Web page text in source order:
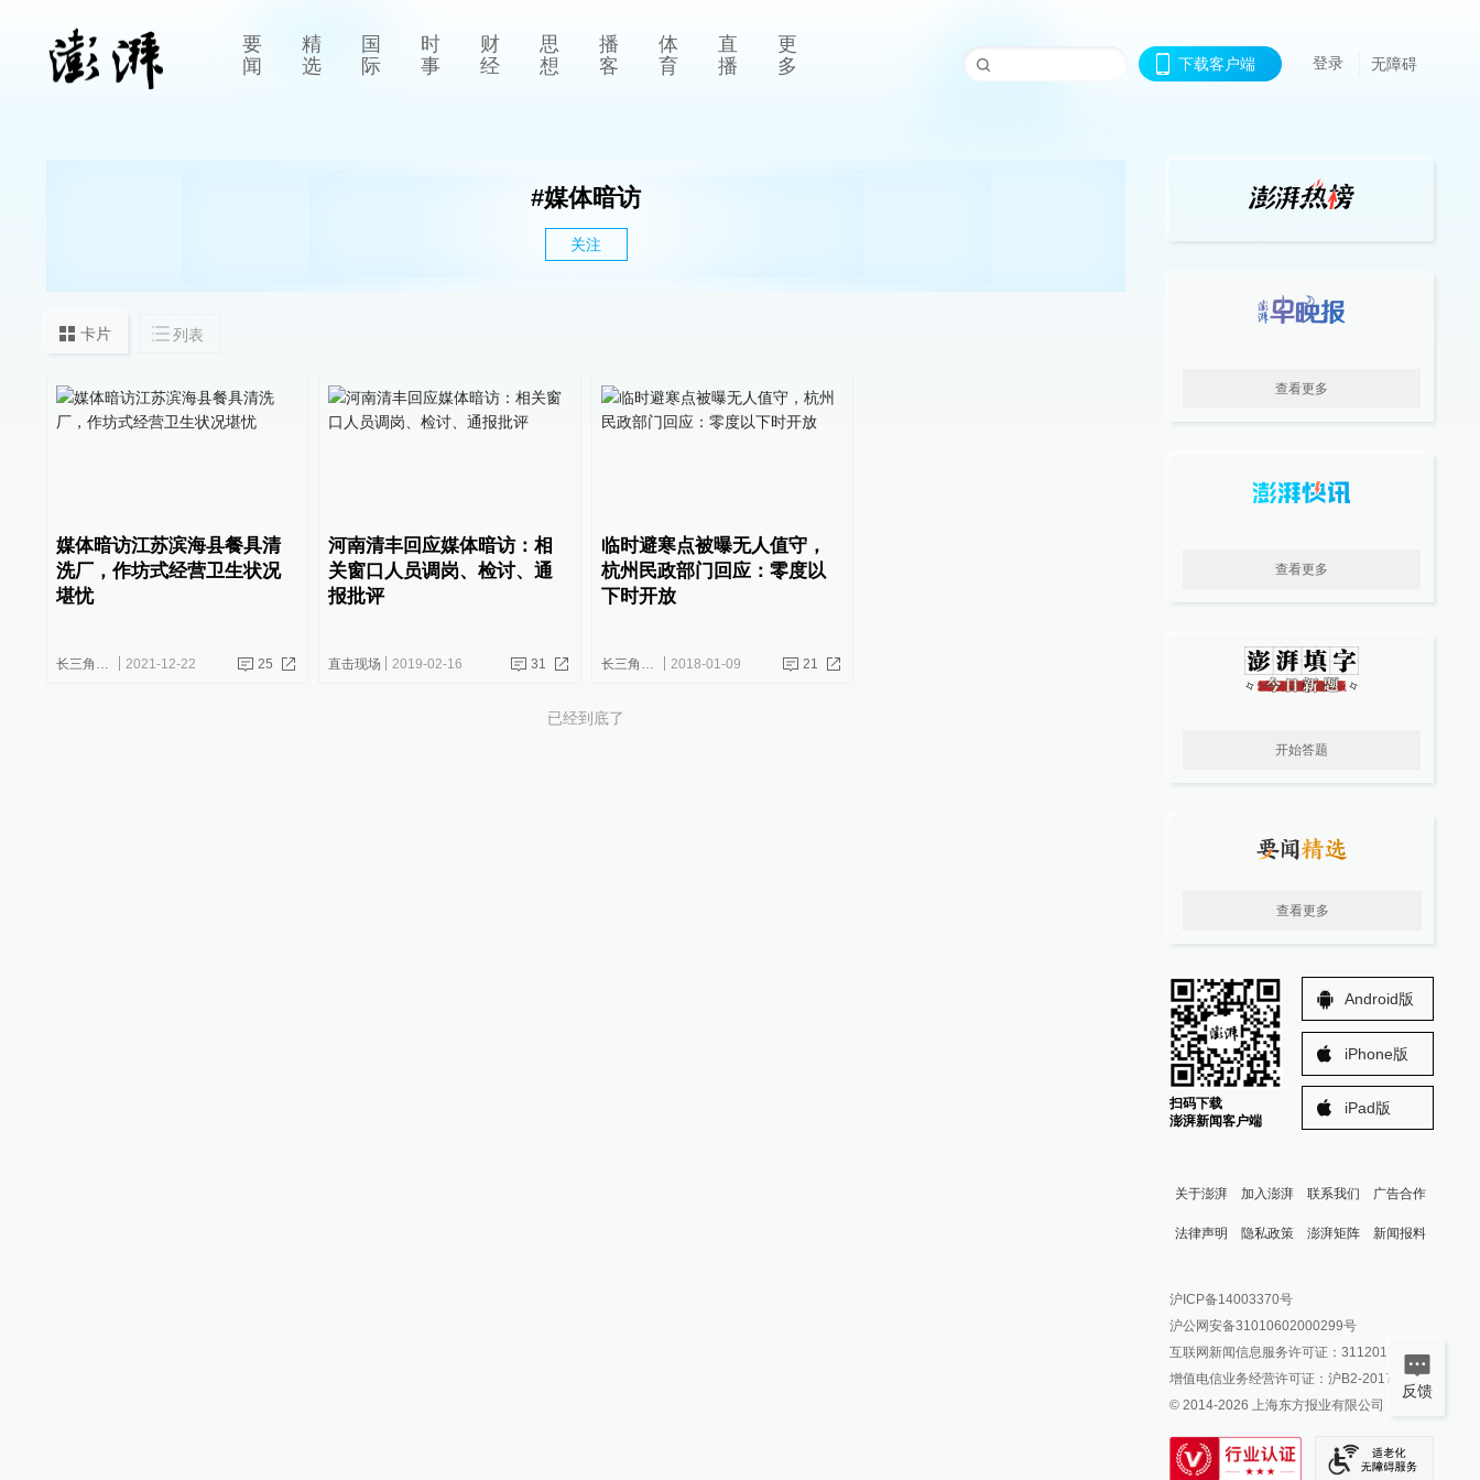
要
闻
精
选
国
际
时
事
财
经
思
想
播
客
体
育
直
播
更
多
下载客户端 登录 无障碍
#媒体暗访
关注
卡片 列表
媒体暗访江苏滨海县餐具清
洗厂，作坊式经营卫生状况
堪忧
长三角政商 2021-12-22 25
河南清丰回应媒体暗访：相
关窗口人员调岗、检讨、通
报批评
直击现场 2019-02-16 31
临时避寒点被曝无人值守，
杭州民政部门回应：零度以
下时开放
长三角政商 2018-01-09 21
已经到底了
查看更多
查看更多
开始答题
查看更多
扫码下载
澎湃新闻客户端
Android版
iPhone版
iPad版
关于澎湃 加入澎湃 联系我们 广告合作
法律声明 隐私政策 澎湃矩阵
澎湃新闻公众号
澎湃新闻抖音号
派生万物开放平台
IP SHANGHAI
SIXTH TONE
新闻报料
报料邮箱: news@thepaper.cn
沪ICP备14003370号
沪公网安备31010602000299号
互联网新闻信息服务许可证：31120170006
增值电信业务经营许可证：沪B2-2017116
© 2014-2026 上海东方报业有限公司
反馈